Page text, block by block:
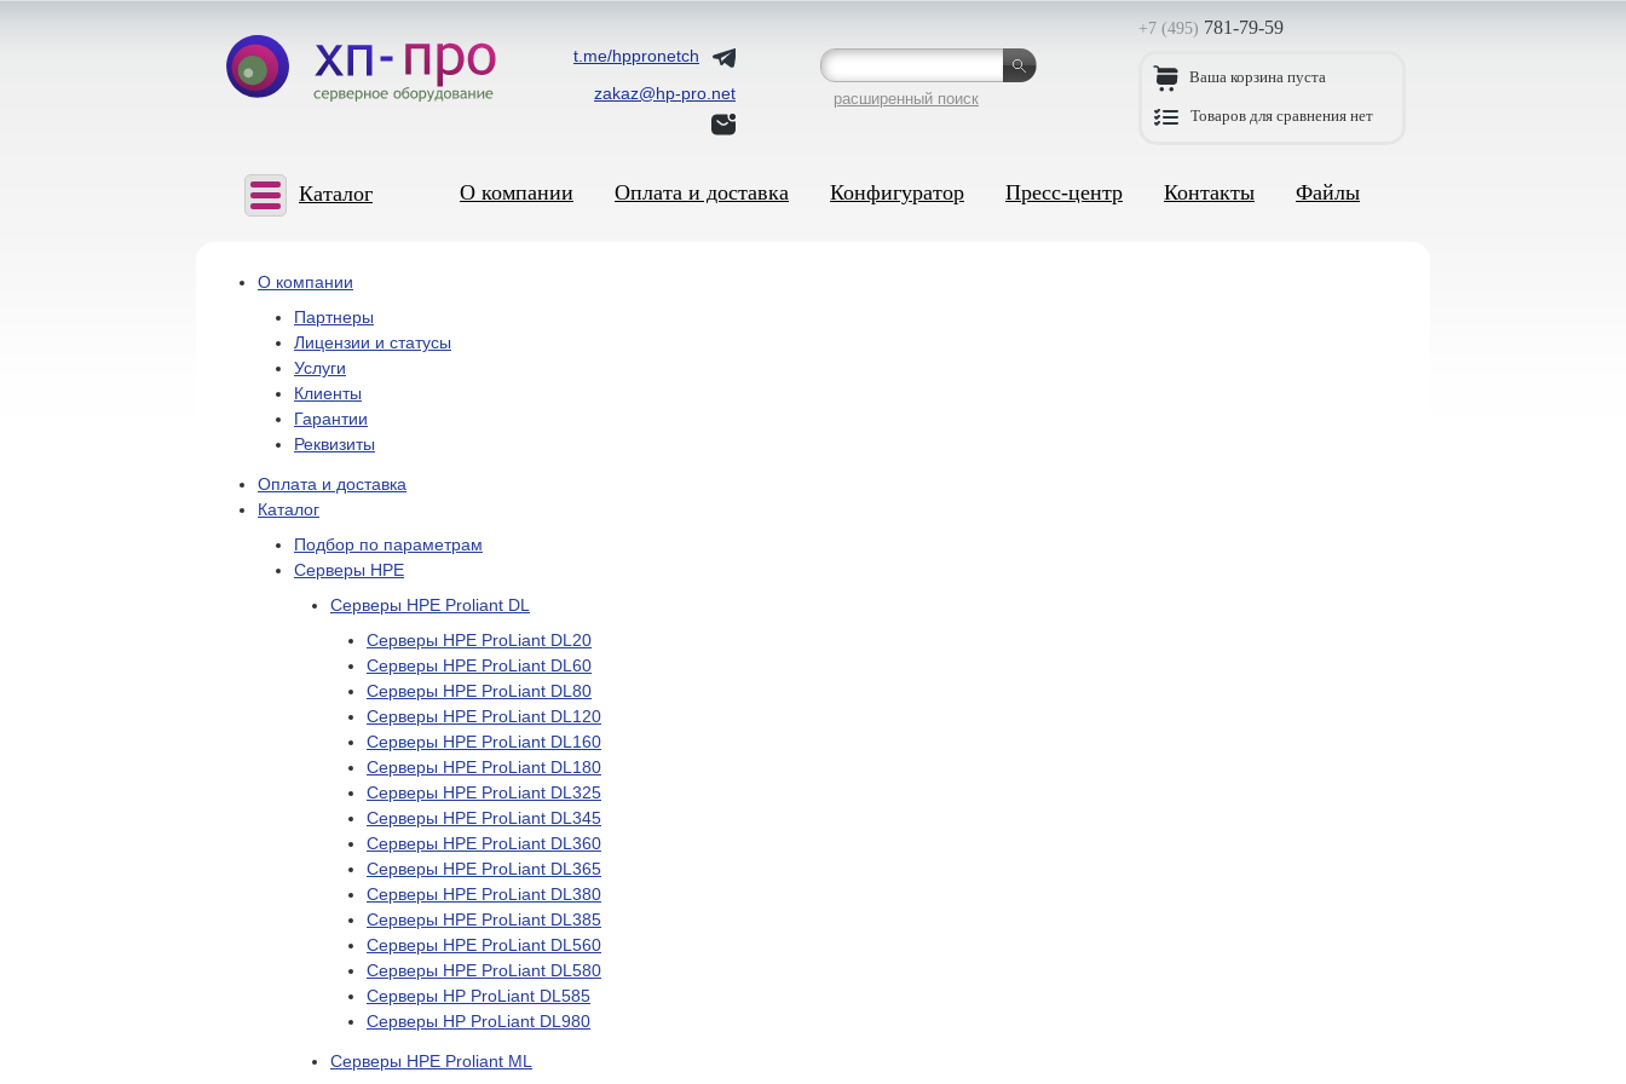
t.me/hppronetch
zakaz@hp-pro.net
расширенный поиск
+7 (495) 781-79-59
Ваша корзина пуста
Товаров для сравнения нет
Каталог О компании Оплата и доставка Конфигуратор Пресс-центр Контакты Файлы
О компании
Партнеры
Лицензии и статусы
Услуги
Клиенты
Гарантии
Реквизиты
Оплата и доставка
Каталог
Подбор по параметрам
Серверы HPE
Серверы HPE Proliant DL
Серверы HPE ProLiant DL20
Серверы HPE ProLiant DL60
Серверы HPE ProLiant DL80
Серверы HPE ProLiant DL120
Серверы HPE ProLiant DL160
Серверы HPE ProLiant DL180
Серверы HPE ProLiant DL325
Серверы HPE ProLiant DL345
Серверы HPE ProLiant DL360
Серверы HPE ProLiant DL365
Серверы HPE ProLiant DL380
Серверы HPE ProLiant DL385
Серверы HPE ProLiant DL560
Серверы HPE ProLiant DL580
Серверы HP ProLiant DL585
Серверы HP ProLiant DL980
Серверы HPE Proliant ML